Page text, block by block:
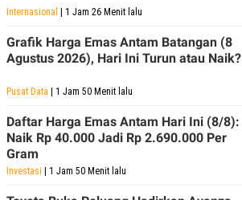
Internasional | 1 Jam 26 Menit lalu
Grafik Harga Emas Antam Batangan (8
Agustus 2026), Hari Ini Turun atau Naik?
Pusat Data | 1 Jam 50 Menit lalu
Daftar Harga Emas Antam Hari Ini (8/8):
Naik Rp 40.000 Jadi Rp 2.690.000 Per
Gram
Investasi | 1 Jam 50 Menit lalu